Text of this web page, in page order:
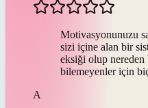
Motivasyonunuzu
sizi içine alan bir
eksiği olup nereden
bilemeyenler için
A